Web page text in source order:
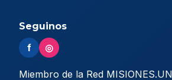
Seguinos
f ◎
Miembro de la Red